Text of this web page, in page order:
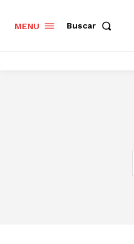
MENU Buscar